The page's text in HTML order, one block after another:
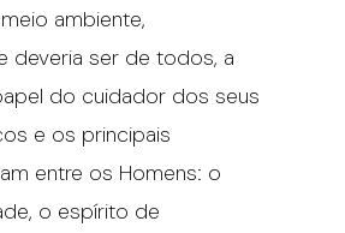
ambiente,
deveria ser de todos, a
do cuidador dos seus
e os principais
entre os Homens: o
o espírito de